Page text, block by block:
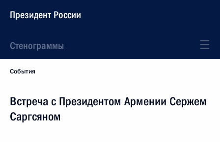
Президент России
Стенограммы
События
Встреча с Президентом Армении Сержем
Саргсяном